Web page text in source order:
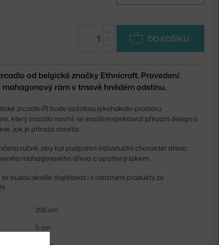
DO KOŠÍKU
od belgické značky Ethnicraft. Provedení:
mahagonový rám v tmavě hnědém odstínu.
zrcadlo PI bude ozdobou jakéhokoliv prostoru.
který zrcadlo navrhl, se snažil respektovat přírodní design a
jak je příroda stvořila.
ručně, aby byl podpořen individuální charakter dřeva.
mahagonového dřeva a opatřený lakem.
budou skvěle doplňovat i s ostatními produkty ze
200 cm
5 cm